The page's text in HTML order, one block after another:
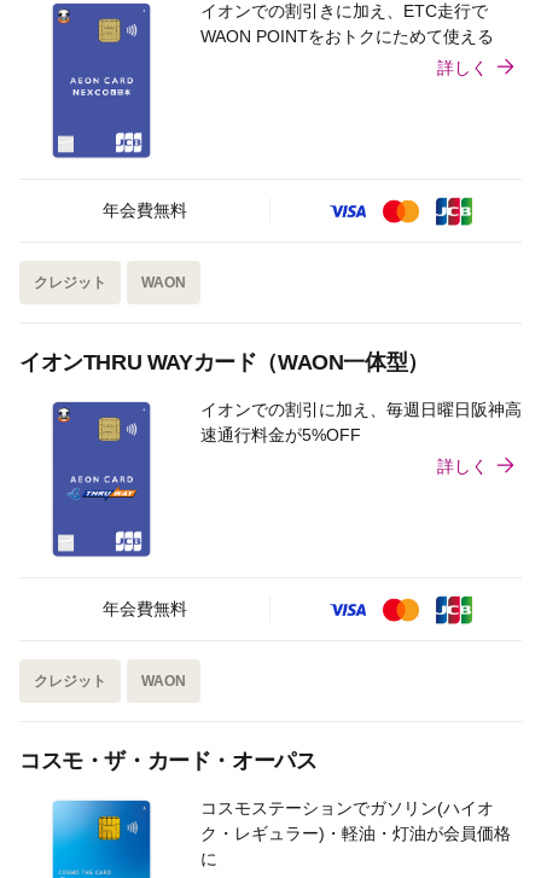
イオンでの割引きに加え、ETC走行で
WAON POINTをおトクにためて使える
詳しく
年会費無料
クレジット WAON
イオンTHRU WAYカード（WAON一体型）
イオンでの割引に加え、毎週日曜日阪神高
速通行料金が5%OFF
詳しく
年会費無料
クレジット WAON
コスモ・ザ・カード・オーパス
コスモステーションでガソリン(ハイオ
ク・レギュラー)・軽油・灯油が会員価格
に